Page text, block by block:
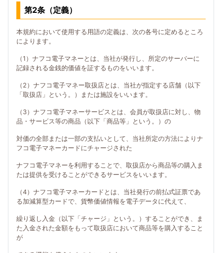
第2条（定義）
本規約において使用する用語の定義は、次の各号に定めるところ
によります。
（1）ナフコ電子マネーとは、当社が発行し、所定のサーバーに
記録される金銭的価値を証するものをいいます。
（2）ナフコ電子マネー取扱店とは、当社が指定する店舗（以下
「取扱店」という。）または施設をいいます。
（3）ナフコ電子マネーサービスとは、会員が取扱店に対し、物
品・サービス等の商品（以下「商品等」という。）の
対価の全部または一部の支払いとして、当社所定の方法によりナ
フコ電子マネーカードにチャージされた
ナフコ電子マネーを利用することで、取扱店から商品等の購入ま
たは提供を受けることができるサービスをいいます。
（4）ナフコ電子マネーカードとは、当社発行の前払式証票であ
る加減算型カードで、貨幣価値情報を電子データに代えて、
繰り返し入金（以下「チャージ」という。）することができ、ま
た入金された金額をもって取扱店において商品等を購入すること
が